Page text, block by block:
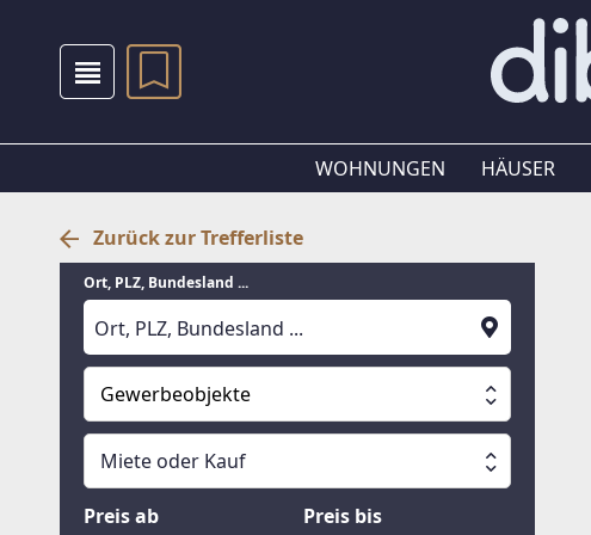
WOHNUNGEN HÄUSER
Zurück zur Trefferliste
Ort, PLZ, Bundesland ...
Suche läuft
Gewerbeobjekte
Alle Immobilien
Häuser
Miete oder Kauf
Miete oder Kauf
Preis ab Preis bis